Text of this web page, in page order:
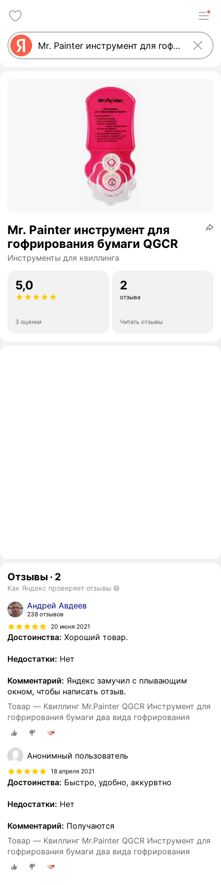
Mr. Painter инструмент для
гофрирования бумаги QGСR
Инструменты для квиллинга
5,0
3 оценки
2
отзыва
Читать отзывы
Отзывы · 2
Как Яндекс проверяет отзывы
Андрей Авдеев
238 отзывов
20 июня 2021
Достоинства: Хороший товар.
Недостатки: Нет
Комментарий: Яндекс замучил с плывающим
окном, чтобы написать отзыв.
Товар — Квиллинг Mr.Painter QGСR Инструмент для
гофрирования бумаги два вида гофрирования
Анонимный пользователь
18 апреля 2021
Достоинства: Быстро, удобно, аккурвтно
Недостатки: Нет
Комментарий: Получаются
Товар — Квиллинг Mr.Painter QGСR Инструмент для
гофрирования бумаги два вида гофрирования